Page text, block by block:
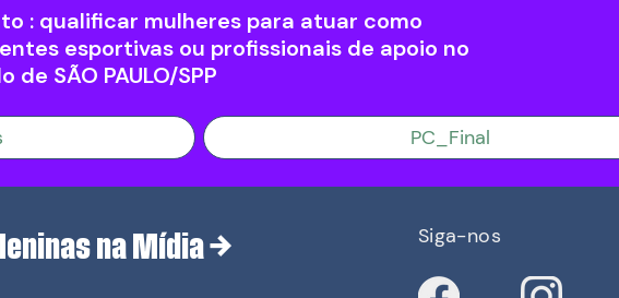
: qualificar mulheres para atuar como
esportivas ou profissionais de apoio no
SÃO PAULO/SPP
PC_Final
na Mídia→
Siga-nos